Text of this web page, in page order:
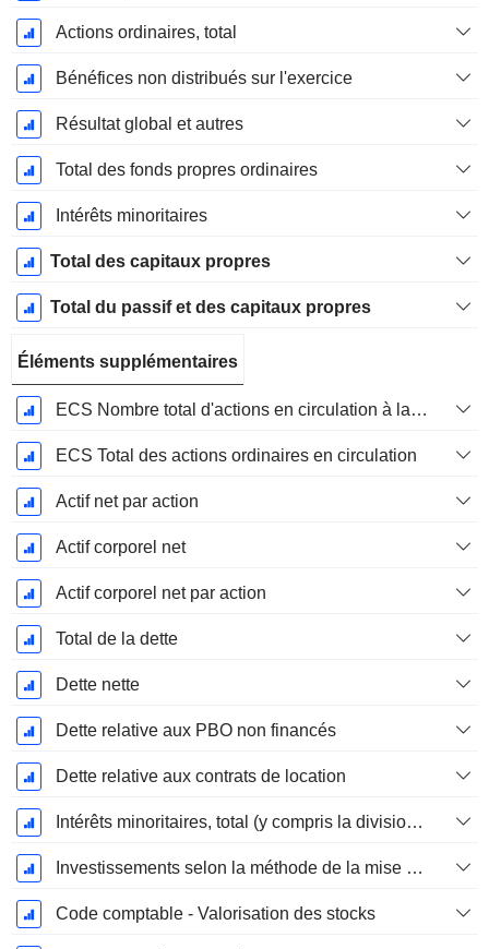
Actions ordinaires, total
Bénéfices non distribués sur l'exercice
Résultat global et autres
Total des fonds propres ordinaires
Intérêts minoritaires
Total des capitaux propres
Total du passif et des capitaux propres
Éléments supplémentaires
ECS Nombre total d'actions en circulation à la date de dépôt
ECS Total des actions ordinaires en circulation
Actif net par action
Actif corporel net
Actif corporel net par action
Total de la dette
Dette nette
Dette relative aux PBO non financés
Dette relative aux contrats de location
Intérêts minoritaires, total (y compris la division financière)
Investissements selon la méthode de la mise en équivalence, total
Code comptable - Valorisation des stocks